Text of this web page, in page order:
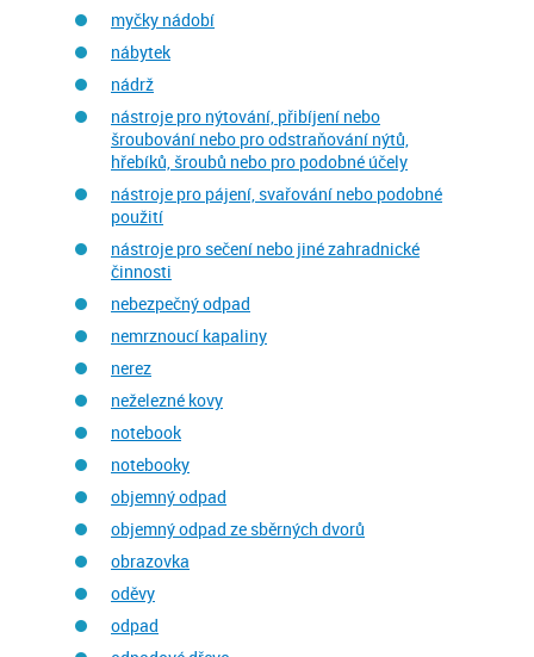
myčky nádobí
nábytek
nádrž
nástroje pro nýtování, přibíjení nebo
šroubování nebo pro odstraňování nýtů,
hřebíků, šroubů nebo pro podobné účely
nástroje pro pájení, svařování nebo podobné
použití
nástroje pro sečení nebo jiné zahradnické
činnosti
nebezpečný odpad
nemrznoucí kapaliny
nerez
neželezné kovy
notebook
notebooky
objemný odpad
objemný odpad ze sběrných dvorů
obrazovka
oděvy
odpad